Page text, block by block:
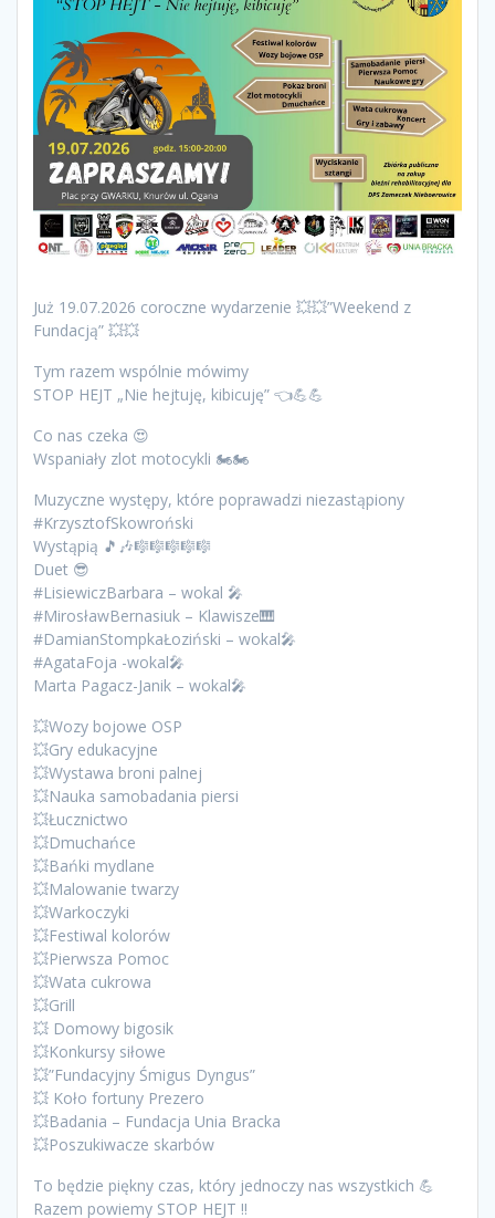
Już 19.07.2026 coroczne wydarzenie 💥💥”Weekend z
Fundacją” 💥💥
Tym razem wspólnie mówimy
STOP HEJT „Nie hejtuję, kibicuję” 👈💪💪
Co nas czeka 😍
Wspaniały zlot motocykli 🏍🏍
Muzyczne występy, które poprawadzi niezastąpiony
#KrzysztofSkowroński
Wystąpią 🎵🎶🎼🎼🎼🎼🎼
Duet 😎
#LisiewiczBarbara – wokal 🎤
#MirosławBernasiuk – Klawisze🎹
#DamianStompkaŁoziński – wokal🎤
#AgataFoja -wokal🎤
Marta Pagacz-Janik – wokal🎤
💥Wozy bojowe OSP
💥Gry edukacyjne
💥Wystawa broni palnej
💥Nauka samobadania piersi
💥Łucznictwo
💥Dmuchańce
💥Bańki mydlane
💥Malowanie twarzy
💥Warkoczyki
💥Festiwal kolorów
💥Pierwsza Pomoc
💥Wata cukrowa
💥Grill
💥 Domowy bigosik
💥Konkursy siłowe
💥”Fundacyjny Śmigus Dyngus”
💥 Koło fortuny Prezero
💥Badania – Fundacja Unia Bracka
💥Poszukiwacze skarbów
To będzie piękny czas, który jednoczy nas wszystkich 💪
Razem powiemy STOP HEJT !!